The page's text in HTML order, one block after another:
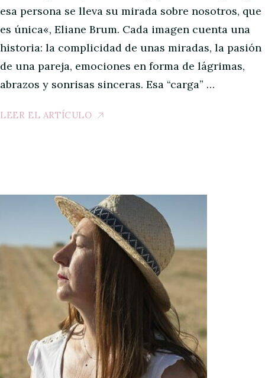
esa persona se lleva su mirada sobre nosotros, que
es única«, Eliane Brum. Cada imagen cuenta una
historia: la complicidad de unas miradas, la pasión
de una pareja, emociones en forma de lágrimas,
abrazos y sonrisas sinceras. Esa “carga” …
LEER EL ARTÍCULO